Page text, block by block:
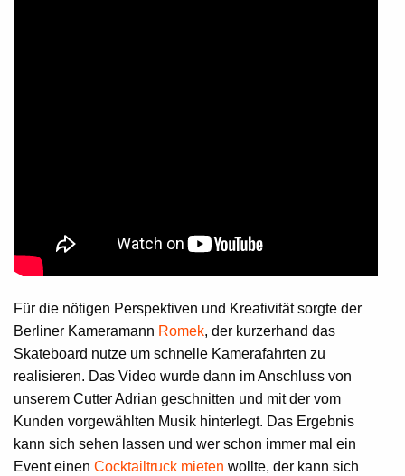
Für die nötigen Perspektiven und Kreativität sorgte der
Berliner Kameramann Romek, der kurzerhand das
Skateboard nutze um schnelle Kamerafahrten zu
realisieren. Das Video wurde dann im Anschluss von
unserem Cutter Adrian geschnitten und mit der vom
Kunden vorgewählten Musik hinterlegt. Das Ergebnis
kann sich sehen lassen und wer schon immer mal ein
Event einen Cocktailtruck mieten wollte, der kann sich